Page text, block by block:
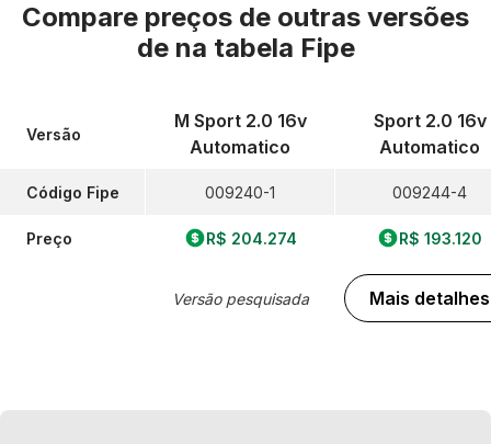
Compare preços de outras versões
de na tabela Fipe
Versão
Código Fipe
Preço
M Sport 2.0 16v
Automatico
009240-1
R$ 204.274
Versão pesquisada
Sport 2.0 16v
Automatico
009244-4
R$ 193.120
Mais detalhes